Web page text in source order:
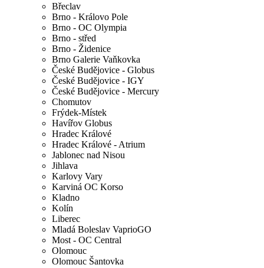
Břeclav
Brno - Královo Pole
Brno - OC Olympia
Brno - střed
Brno - Židenice
Brno Galerie Vaňkovka
České Budějovice - Globus
České Budějovice - IGY
České Budějovice - Mercury
Chomutov
Frýdek-Místek
Havířov Globus
Hradec Králové
Hradec Králové - Atrium
Jablonec nad Nisou
Jihlava
Karlovy Vary
Karviná OC Korso
Kladno
Kolín
Liberec
Mladá Boleslav VaprioGO
Most - OC Central
Olomouc
Olomouc Šantovka